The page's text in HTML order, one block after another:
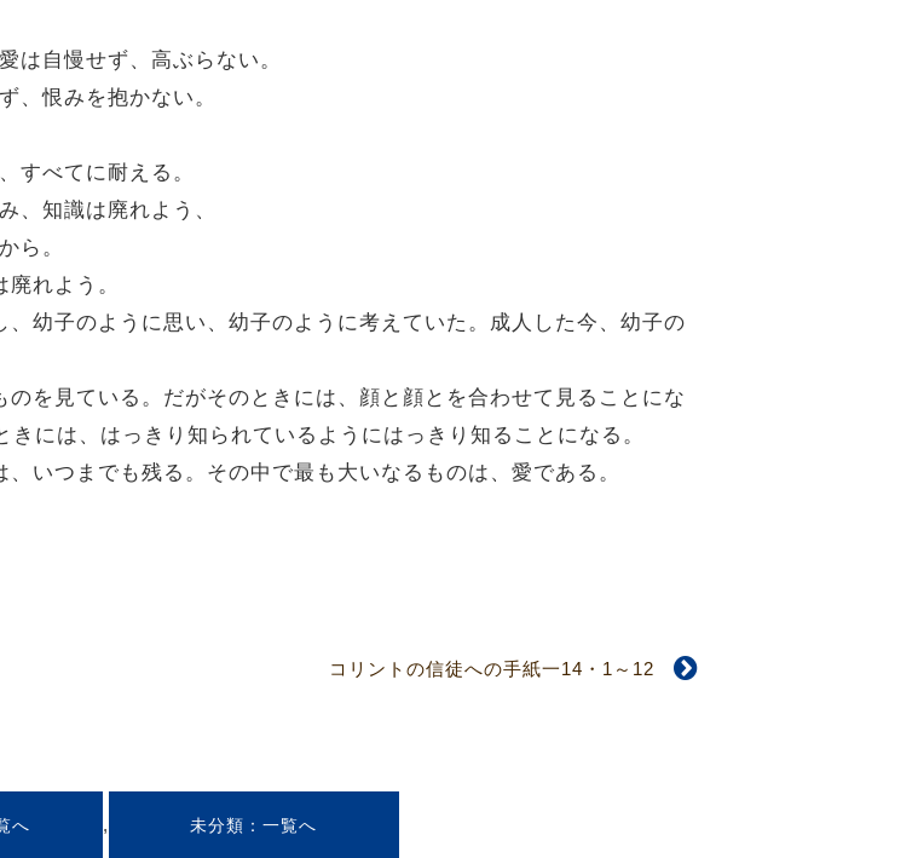
は自慢せず、高ぶらない。
、恨みを抱かない。
すべてに耐える。
、知識は廃れよう、
ら。
れよう。
幼子のように思い、幼子のように考えていた。成人した今、幼子の
を見ている。だがそのときには、顔と顔とを合わせて見ることにな
には、はっきり知られているようにはっきり知ることになる。
いつまでも残る。その中で最も大いなるものは、愛である。
コリントの信徒への手紙一14・1～12
, 未分類